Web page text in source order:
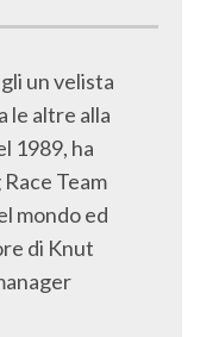
un velista
le altre alla
1989, ha
Team
mondo ed
di Knut